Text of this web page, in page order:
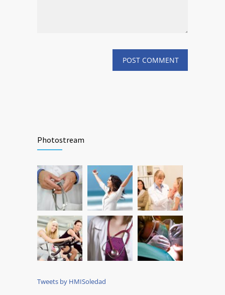
Photostream
Tweets by HMISoledad